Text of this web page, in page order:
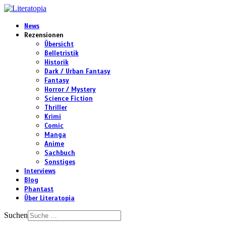
News
Rezensionen
Übersicht
Belletristik
Historik
Dark / Urban Fantasy
Fantasy
Horror / Mystery
Science Fiction
Thriller
Krimi
Comic
Manga
Anime
Sachbuch
Sonstiges
Interviews
Blog
Phantast
Über Literatopia
Suchen